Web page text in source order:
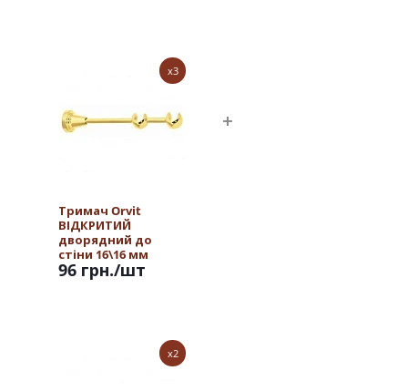
x3
Тримач Orvit
ВІДКРИТИЙ
дворядний до
стіни 16\16 мм
ЗОЛОТО
96 грн./шт
x2